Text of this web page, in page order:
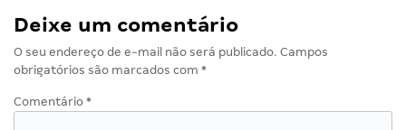
Deixe um comentário
O seu endereço de e-mail não será publicado. Campos
obrigatórios são marcados com *
Comentário *